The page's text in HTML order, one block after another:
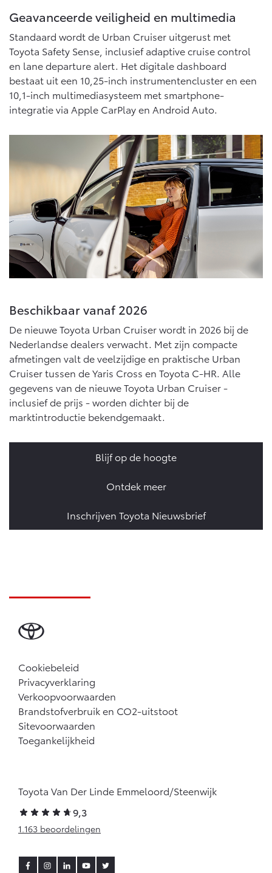
Geavanceerde veiligheid en multimedia
Standaard wordt de Urban Cruiser uitgerust met
Toyota Safety Sense, inclusief adaptive cruise control
en lane departure alert. Het digitale dashboard
bestaat uit een 10,25-inch instrumentencluster en een
10,1-inch multimediasysteem met smartphone-
integratie via Apple CarPlay en Android Auto.
Beschikbaar vanaf 2026
De nieuwe Toyota Urban Cruiser wordt in 2026 bij de
Nederlandse dealers verwacht. Met zijn compacte
afmetingen valt de veelzijdige en praktische Urban
Cruiser tussen de Yaris Cross en Toyota C-HR. Alle
gegevens van de nieuwe Toyota Urban Cruiser -
inclusief de prijs - worden dichter bij de
marktintroductie bekendgemaakt.
Blijf op de hoogte
Ontdek meer
Inschrijven Toyota Nieuwsbrief
Cookiebeleid
Privacyverklaring
Verkoopvoorwaarden
Brandstofverbruik en CO2-uitstoot
Sitevoorwaarden
Toegankelijkheid
Toyota Van Der Linde Emmeloord/Steenwijk
9,3
1.163 beoordelingen